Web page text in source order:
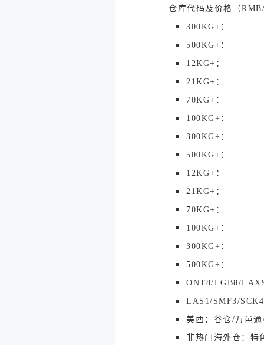
仓库代码及价格（
300KG+：
500KG+：
12KG+：
21KG+：
70KG+：
100KG+：
300KG+：
500KG+：
12KG+：
21KG+：
70KG+：
100KG+：
300KG+：
500KG+：
ONT8/LGB8/
LAS1/SMF3/
美西：谷仓/万邑
非热门海外仓：特